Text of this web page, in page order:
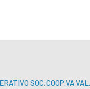
SOC. COOP.VA VAL.